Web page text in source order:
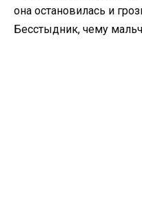
она остановилась и
Бесстыдник, чему